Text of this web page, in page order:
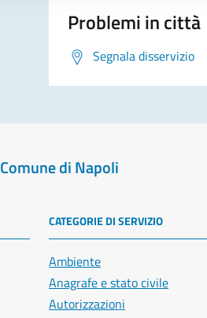
Problemi in città
Segnala disservizio
Comune di Napoli
CATEGORIE DI SERVIZIO
Ambiente
Anagrafe e stato civile
Autorizzazioni